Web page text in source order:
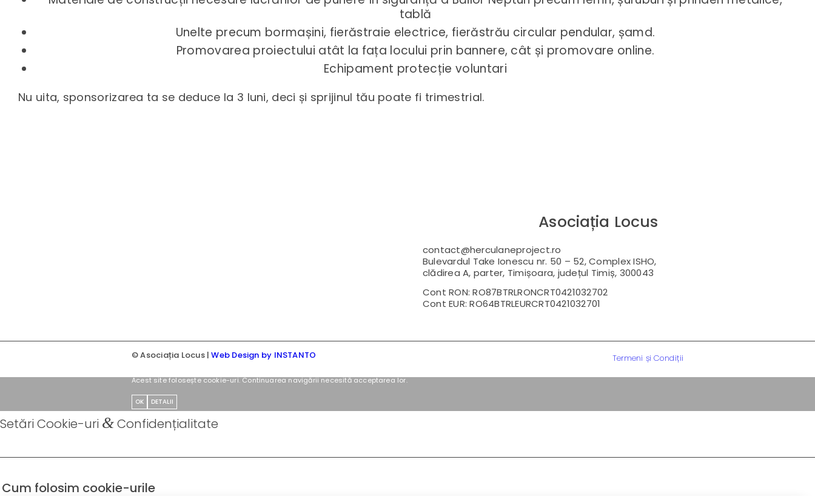
tablă
Unelte precum bormașini, fierăstraie electrice, fierăstrău circular pendular, șamd.
Promovarea proiectului atât la fața locului prin bannere, cât și promovare online.
Echipament protecție voluntari
Nu uita, sponsorizarea ta se deduce la 3 luni, deci și sprijinul tău poate fi trimestrial.
Asociația Locus
contact@herculaneproject.ro
Bulevardul Take Ionescu nr. 50 – 52, Complex ISHO,
clădirea A, parter, Timișoara, județul Timiș, 300043
Cont RON: RO87BTRLRONCRT0421032702
Cont EUR: RO64BTRLEURCRT0421032701
© Asociația Locus |Web Design by INSTANTO Termeni și Condiții
Acest site folosește cookie-uri. Continuarea navigării necesită acceptarea lor.
OK DETALII
Setări Cookie-uri &Confidențialitate
Cum folosim cookie-urile